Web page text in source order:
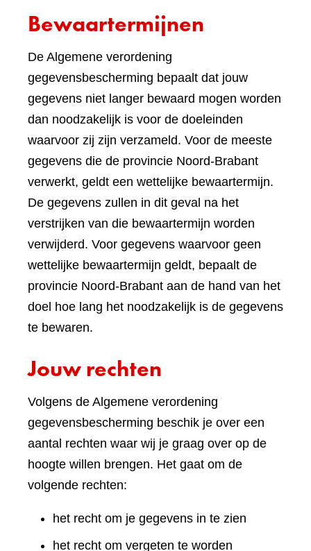
Bewaartermijnen
De Algemene verordening
gegevensbescherming bepaalt dat jouw
gegevens niet langer bewaard mogen worden
dan noodzakelijk is voor de doeleinden
waarvoor zij zijn verzameld. Voor de meeste
gegevens die de provincie Noord-Brabant
verwerkt, geldt een wettelijke bewaartermijn.
De gegevens zullen in dit geval na het
verstrijken van die bewaartermijn worden
verwijderd. Voor gegevens waarvoor geen
wettelijke bewaartermijn geldt, bepaalt de
provincie Noord-Brabant aan de hand van het
doel hoe lang het noodzakelijk is de gegevens
te bewaren.
Jouw rechten
Volgens de Algemene verordening
gegevensbescherming beschik je over een
aantal rechten waar wij je graag over op de
hoogte willen brengen. Het gaat om de
volgende rechten:
het recht om je gegevens in te zien
het recht om vergeten te worden